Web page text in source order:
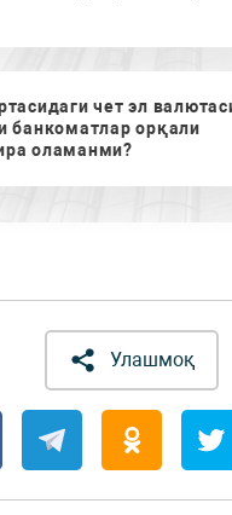
чет эл
банкоматлар орқали
оламанми?
Улашмоқ